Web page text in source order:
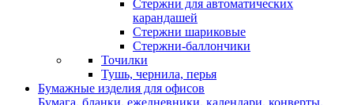
Стержни для автоматических
карандашей
Стержни шариковые
Стержни-баллончики
Точилки
Тушь, чернила, перья
Бумажные изделия для офисов
Бумага, бланки, ежедневники, календари, конверты.